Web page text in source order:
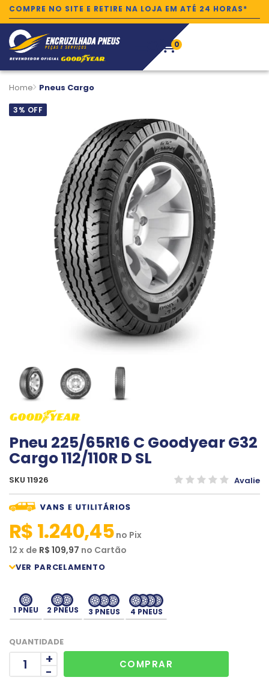
COMPRE NO SITE E RETIRE NA LOJA EM ATÉ 24 HORAS*
0
Home Pneus Cargo
3% OFF
Pneu 225/65R16 C Goodyear G32
Cargo 112/110R D SL
SKU 11926 Avalie
R$ 1.240,45 no Pix
12 x de R$ 109,97 no Cartão
1 PNEU 2 PNEUS 3 PNEUS 4 PNEUS
QUANTIDADE
+
-